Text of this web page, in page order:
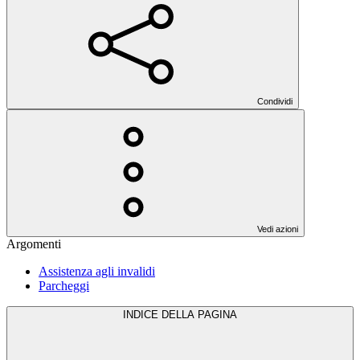
Condividi
Vedi azioni
Argomenti
Assistenza agli invalidi
Parcheggi
INDICE DELLA PAGINA